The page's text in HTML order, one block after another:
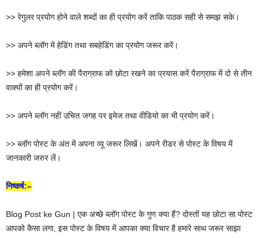
>> रेगुलर प्रयोग होने वाले शब्दों का ही प्रयोग करें ताकि पाठक सही से समझ सके।
>> अपने ब्लॉग में हेडिंग तथा सबहेडिंग का प्रयोग जरूर करें।
>> हमेशा अपने ब्लॉग की पैराग्राफ को छोटा रखने का प्रयास करें पैराग्राफ में दो से तीन
वाक्यों का ही प्रयोग करें।
>> अपने ब्लॉग नहीं उचित जगह पर इमेज तथा वीडियो का भी प्रयोग करें।
>> ब्लॉग पोस्ट के अंत में अपना व्यू जरूर लिखें। अपने रीडर से पोस्ट के विषय में
जानकारी जरुर लें।
निष्कर्ष:–
Blog Post ke Gun | एक अच्छे ब्लॉग पोस्ट के गुण क्या हैं? दोस्तों यह छोटा सा पोस्ट
आपको कैसा लगा, इस पोस्ट के विषय में आपका क्या विचार है हमारे साथ जरूर साझा